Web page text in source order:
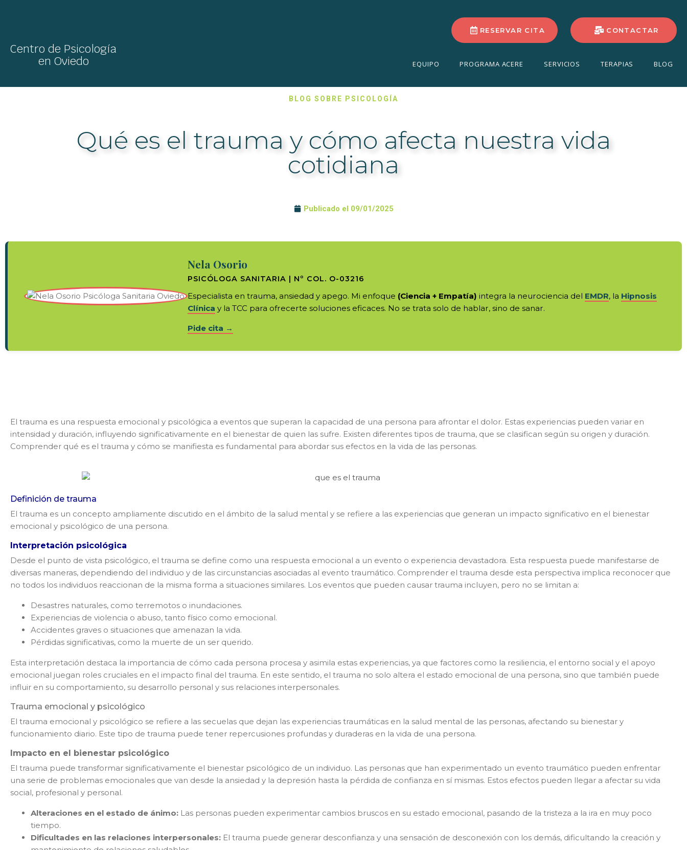
Centro de Psicología
en Oviedo
RESERVAR CITA CONTACTAR
EQUIPO PROGRAMA ACERE SERVICIOS TERAPIAS BLOG
Blog/ Qué es el trauma y cómo afecta nuestra vida cotidiana
BLOG SOBRE PSICOLOGÍA
Qué es el trauma y cómo afecta nuestra vida
cotidiana
Publicado el 09/01/2025
Nela Osorio
PSICÓLOGA SANITARIA | Nº COL. O-03216
Especialista en trauma, ansiedad y apego. Mi enfoque (Ciencia + Empatía) integra la neurociencia del EMDR, la Hipnosis
Clínica y la TCC para ofrecerte soluciones eficaces. No se trata solo de hablar, sino de sanar.
Pide cita →
El trauma es una respuesta emocional y psicológica a eventos que superan la capacidad de una persona para afrontar el dolor. Estas experiencias pueden variar en
intensidad y duración, influyendo significativamente en el bienestar de quien las sufre. Existen diferentes tipos de trauma, que se clasifican según su origen y duración.
Comprender qué es el trauma y cómo se manifiesta es fundamental para abordar sus efectos en la vida de las personas.
Definición de trauma
El trauma es un concepto ampliamente discutido en el ámbito de la salud mental y se refiere a las experiencias que generan un impacto significativo en el bienestar
emocional y psicológico de una persona.
Interpretación psicológica
Desde el punto de vista psicológico, el trauma se define como una respuesta emocional a un evento o experiencia devastadora. Esta respuesta puede manifestarse de
diversas maneras, dependiendo del individuo y de las circunstancias asociadas al evento traumático. Comprender el trauma desde esta perspectiva implica reconocer que
no todos los individuos reaccionan de la misma forma a situaciones similares. Los eventos que pueden causar trauma incluyen, pero no se limitan a:
Desastres naturales, como terremotos o inundaciones.
Experiencias de violencia o abuso, tanto físico como emocional.
Accidentes graves o situaciones que amenazan la vida.
Pérdidas significativas, como la muerte de un ser querido.
Esta interpretación destaca la importancia de cómo cada persona procesa y asimila estas experiencias, ya que factores como la resiliencia, el entorno social y el apoyo
emocional juegan roles cruciales en el impacto final del trauma. En este sentido, el trauma no solo altera el estado emocional de una persona, sino que también puede
influir en su comportamiento, su desarrollo personal y sus relaciones interpersonales.
Trauma emocional y psicológico
El trauma emocional y psicológico se refiere a las secuelas que dejan las experiencias traumáticas en la salud mental de las personas, afectando su bienestar y
funcionamiento diario. Este tipo de trauma puede tener repercusiones profundas y duraderas en la vida de una persona.
Impacto en el bienestar psicológico
El trauma puede transformar significativamente el bienestar psicológico de un individuo. Las personas que han experimentado un evento traumático pueden enfrentar
una serie de problemas emocionales que van desde la ansiedad y la depresión hasta la pérdida de confianza en sí mismas. Estos efectos pueden llegar a afectar su vida
social, profesional y personal.
Alteraciones en el estado de ánimo: Las personas pueden experimentar cambios bruscos en su estado emocional, pasando de la tristeza a la ira en muy poco
tiempo.
Dificultades en las relaciones interpersonales: El trauma puede generar desconfianza y una sensación de desconexión con los demás, dificultando la creación y
Solicitar información o cita
He leído y acepto lapolítica de privacidad